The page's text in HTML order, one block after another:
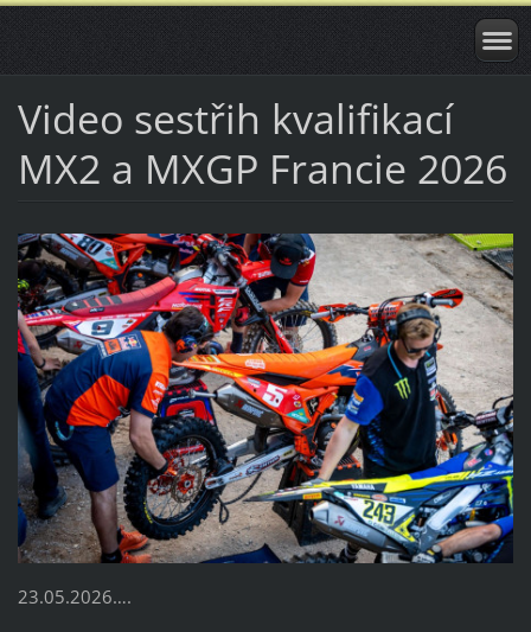
Video sestřih kvalifikací
MX2 a MXGP Francie 2026
23.05.2026….